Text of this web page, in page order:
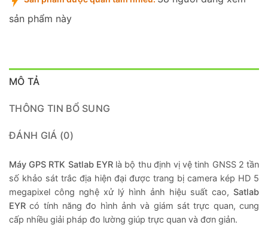
sản phẩm này
MÔ TẢ
THÔNG TIN BỔ SUNG
ĐÁNH GIÁ (0)
Máy GPS RTK Satlab EYR là bộ thu định vị vệ tinh GNSS 2 tần
số khảo sát trắc địa hiện đại được trang bị camera kép HD 5
megapixel công nghệ xử lý hình ảnh hiệu suất cao, Satlab
EYR có tính năng đo hình ảnh và giám sát trực quan, cung
cấp nhiều giải pháp đo lường giúp trực quan và đơn giản.